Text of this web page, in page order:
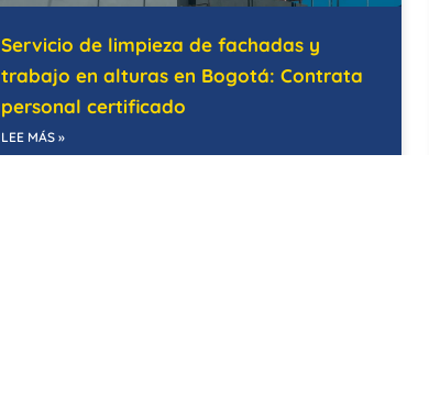
Servicio de limpieza de fachadas y
trabajo en alturas en Bogotá: Contrata
personal certificado
LEE MÁS »